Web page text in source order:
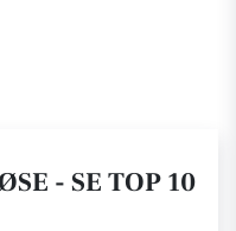
- SE TOP 10